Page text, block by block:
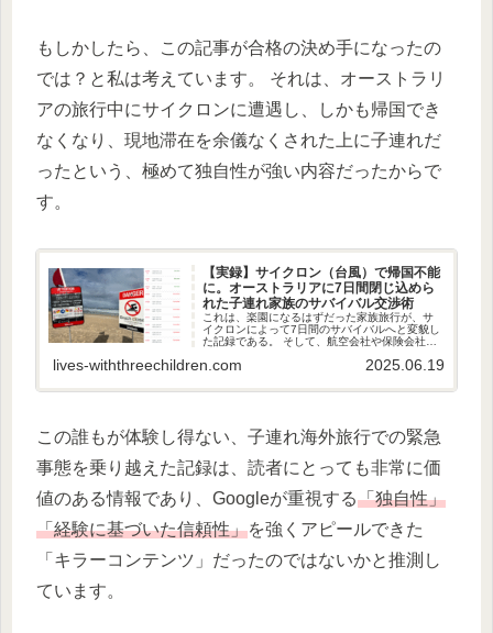
もしかしたら、この記事が合格の決め手になったの
では？と私は考えています。 それは、オーストラリ
アの旅行中にサイクロンに遭遇し、しかも帰国でき
なくなり、現地滞在を余儀なくされた上に子連れだ
ったという、極めて独自性が強い内容だったからで
す。
【実録】サイクロン（台風）で帰国不能
に。オーストラリアに7日間閉じ込めら
れた子連れ家族のサバイバル交渉術
これは、楽園になるはずだった家族旅行が、サ
イクロンによって7日間のサバイバルへと変貌し
た記録である。 そして、航空会社や保険会社を
た、一個人の「交渉」の全記録でもある。 私た
lives-withthreechildren.com 2025.06.19
この誰もが体験し得ない、子連れ海外旅行での緊急
事態を乗り越えた記録は、読者にとっても非常に価
値のある情報であり、Googleが重視する「独自性」
「経験に基づいた信頼性」を強くアピールできた
「キラーコンテンツ」だったのではないかと推測し
ています。